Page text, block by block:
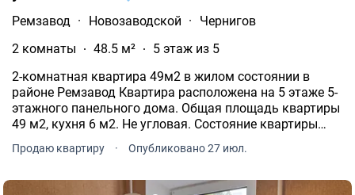
Ремзавод · Новозаводской ·
Чернигов
2 комнаты
48.5 м²
5 этаж из 5
2-комнатная квартира 49м2 в жилом состоянии в
районе Ремзавод Квартира расположена на 5 этаже 5-
этажного панельного дома. Общая площадь квартиры
49 м2, кухня 6 м2. Не угловая. Состояние квартиры
обратите внимание 1.
Продаю квартиру · Опубликовано 27 июл.